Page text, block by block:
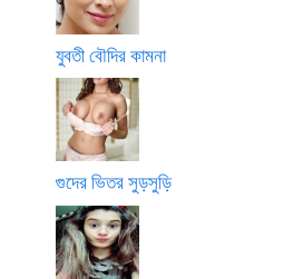
যুবতী বৌদির কামনা
গুদের ভিতর সুড়সুড়ি